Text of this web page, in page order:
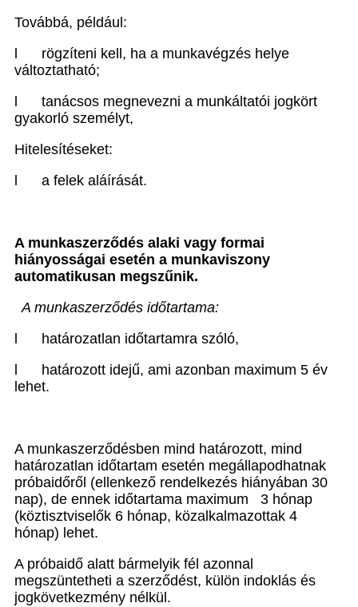
Továbbá, például:
rögzíteni kell, ha a munkavégzés helye
változtatható;
tanácsos megnevezni a munkáltatói jogkört
gyakorló személyt,
Hitelesítéseket:
a felek aláírását.
A munkaszerződés alaki vagy formai
hiányosságai esetén a munkaviszony
automatikusan megszűnik.
A munkaszerződés időtartama:
határozatlan időtartamra szóló,
határozott idejű, ami azonban maximum 5 év
lehet.
A munkaszerződésben mind határozott, mind
határozatlan időtartam esetén megállapodhatnak
próbaidőről (ellenkező rendelkezés hiányában 30
nap), de ennek időtartama maximum
3 hónap
(köztisztviselők 6 hónap, közalkalmazottak 4
hónap) lehet.
A próbaidő alatt bármelyik fél azonnal
megszüntetheti a szerződést, külön indoklás és
jogkövetkezmény nélkül.